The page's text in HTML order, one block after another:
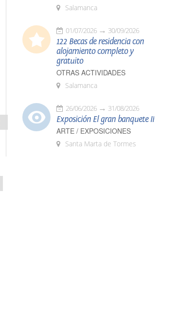
Salamanca
01/07/2026 30/09/2026
122 Becas de residencia con
alojamiento completo y
gratuito
OTRAS ACTIVIDADES
Salamanca
26/06/2026 31/08/2026
Exposición El gran banquete II
ARTE / EXPOSICIONES
Santa Marta de Tormes